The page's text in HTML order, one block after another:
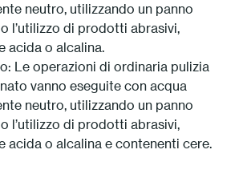
neutro, utilizzando un panno
l’utilizzo di prodotti abrasivi,
acida o alcalina.
Le operazioni di ordinaria pulizia
vanno eseguite con acqua
neutro, utilizzando un panno
l’utilizzo di prodotti abrasivi,
acida o alcalina e contenenti cere.